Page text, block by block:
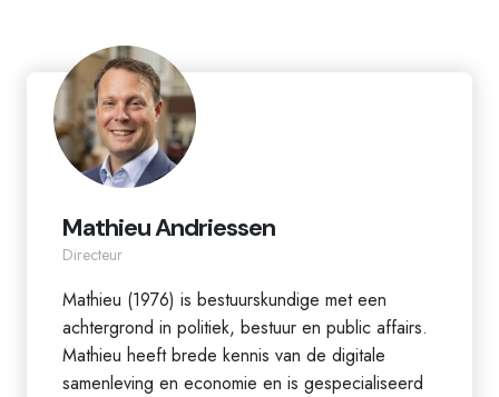
Mathieu Andriessen
Directeur
Mathieu (1976) is bestuurskundige met een
achtergrond in politiek, bestuur en public affairs.
Mathieu heeft brede kennis van de digitale
samenleving en economie en is gespecialiseerd